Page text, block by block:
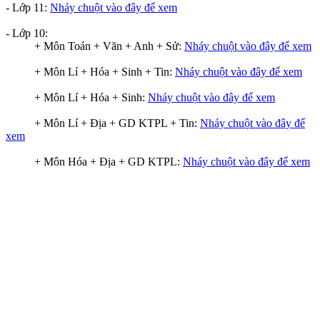
- Lớp 11: Nháy chuột vào đây để xem
- Lớp 10:
+ Môn Toán + Văn + Anh + Sử: Nháy chuột vào đây để xem
+ Môn Lí + Hóa + Sinh + Tin: Nháy chuột vào đây để xem
+ Môn Lí + Hóa + Sinh: Nháy chuột vào đây để xem
+ Môn Lí + Địa + GD KTPL + Tin: Nháy chuột vào đây để
xem
+ Môn Hóa + Địa + GD KTPL: Nháy chuột vào đây để xem